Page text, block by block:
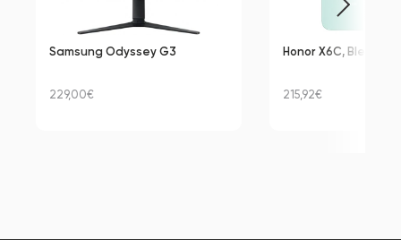
Samsung Odyssey G3
229,00€
Honor X6C, Bleu, 128
215,92€